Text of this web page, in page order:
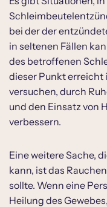
bei der der
in seltenen Fällen
des betroffenen
dieser Punkt erreicht
versuchen, durch
und den Einsatz von
verbessern.
Eine weitere Sache,
kann, ist das
sollte. Wenn eine
Heilung des